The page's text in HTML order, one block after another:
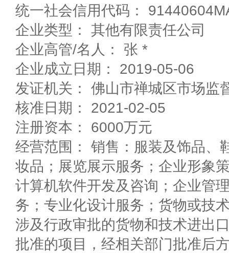
统一社会信用代码：
企业类型： 其他有限责任公司
企业高管/名人： 张 *
企业成立日期： 2019-05-06
发证机关： 佛山市禅城区市场监
核准日期： 2021-02-05
注册资本： 6000万元
经营范围： 销售：服装及饰品、
妆品；展览展示服务；企业形象
计算机软件开发及咨询；企业管
务；专业化设计服务；货物或技
涉及行政审批的货物和技术进出
批准的项目，经相关部门批准后